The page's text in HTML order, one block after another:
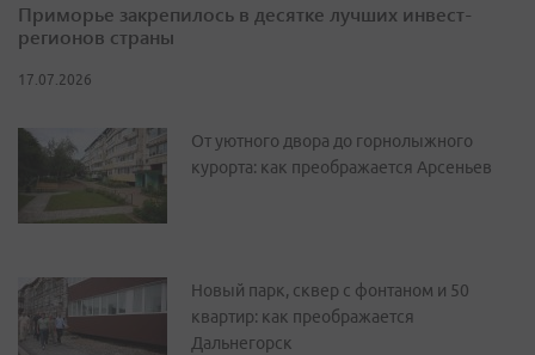
Приморье закрепилось в десятке лучших инвест-
регионов страны
17.07.2026
От уютного двора до горнолыжного
курорта: как преображается Арсеньев
Новый парк, сквер с фонтаном и 50
квартир: как преображается
Дальнегорск